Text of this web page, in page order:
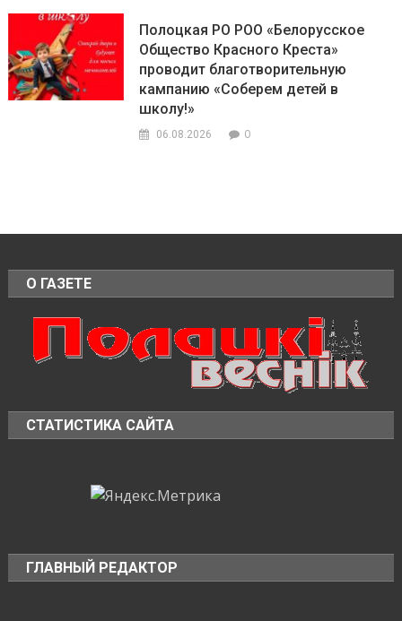
Полоцкая РО РОО «Белорусское
Общество Красного Креста»
проводит благотворительную
кампанию «Соберем детей в
школу!»
06.08.2026 0
О ГАЗЕТЕ
СТАТИСТИКА САЙТА
ГЛАВНЫЙ РЕДАКТОР